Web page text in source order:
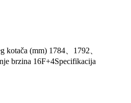
(mm) 1784、1792、
brzina 16F+4Specifikacija